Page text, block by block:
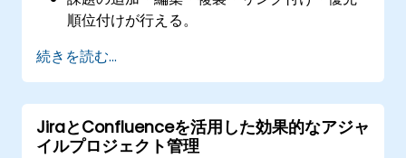
順位付けが行える。
る。
検索機能を活用できる。
画面やフィルターの管理およびカスタマイズ
が可能になる。
続きを読む...
JiraとConfluenceを活用した効果的なアジャ
イルプロジェクト管理